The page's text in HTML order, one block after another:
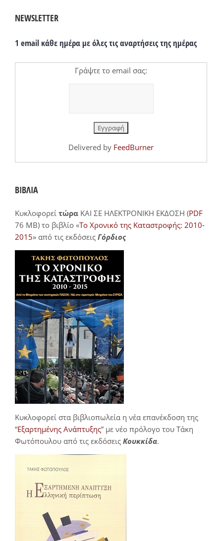
NEWSLETTER
1 email κάθε ημέρα με όλες τις αναρτήσεις της ημέρας
Γράψτε το email σας:
Delivered by FeedBurner
ΒΙΒΛΙΑ
Κυκλοφορεί τώρα ΚΑΙ ΣΕ ΗΛΕΚΤΡΟΝΙΚΗ ΕΚΔΟΣΗ (PDF
76 MB) το βιβλίο «Το Χρονικό της Καταστροφής: 2010-
2015» από τις εκδόσεις Γόρδιος
Κυκλοφορεί στα βιβλιοπωλεία η νέα επανέκδοση της
“Εξαρτημένης Ανάπτυξης” με νέο πρόλογο του Τάκη
Φωτόπουλου από τις εκδόσεις Κουκκίδα.